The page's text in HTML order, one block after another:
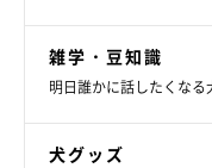
疲れてしまったようで
雑学・豆知識
明日誰かに話したくなる
犬グッズ